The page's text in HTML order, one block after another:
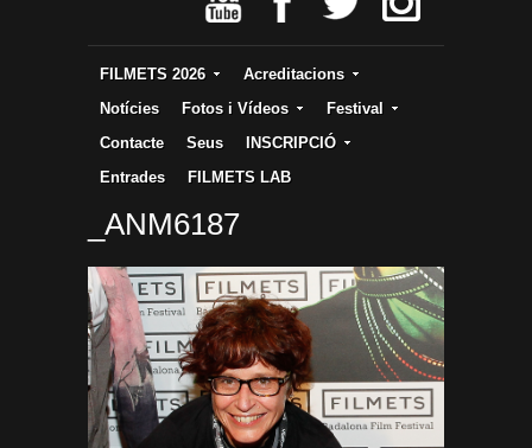
FILMETS 2026
Acreditacions
Notícies
Fotos i Vídeos
Festival
Contacte
Seus
INSCRIPCIÓ
Entrades
FILMETS LAB
_ANM6187